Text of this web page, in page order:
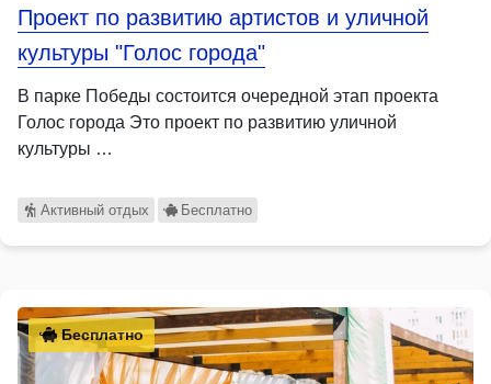
Проект по развитию артистов и уличной
культуры "Голос города"
В парке Победы состоится очередной этап проекта
Голос города Это проект по развитию уличной
культуры …
Активный отдых Бесплатно
Бесплатно